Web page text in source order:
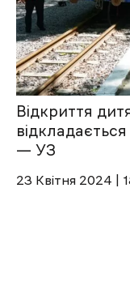
Відкриття
— УЗ
23 Квітня 2024 |